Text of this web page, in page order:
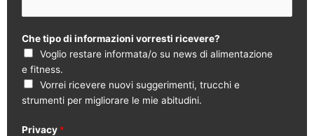
Che tipo di informazioni vorresti ricevere?
Voglio restare informata/o su news di alimentazione
e fitness.
Vorrei ricevere nuovi suggerimenti, trucchi e
strumenti per migliorare le mie abitudini.
Privacy *